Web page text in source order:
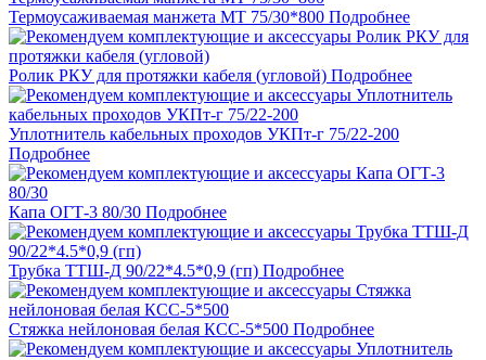
Термоусаживаемая манжета МТ 75/30*800 Подробнее
Ролик РКУ для протяжки кабеля (угловой) Подробнее
Уплотнитель кабельных проходов УКПт-г 75/22-200
Подробнее
Капа ОГТ-3 80/30 Подробнее
Трубка ТТШ-Д 90/22*4.5*0,9 (гп) Подробнее
Стяжка нейлоновая белая КСС-5*500 Подробнее